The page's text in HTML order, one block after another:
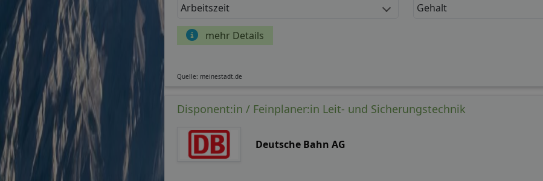
Arbeitszeit Gehalt
mehr Details
Quelle: meinestadt.de
Disponent:in / Feinplaner:in Leit- und Sicherungstechnik
Deutsche Bahn AG